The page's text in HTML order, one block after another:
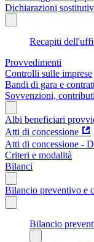
Dichiarazioni
Recapiti
Provvedimenti
Controlli sulle imprese
Bandi di gara e
Sovvenzioni,
Albi beneficiari
Atti di concessione
Atti di concessione -
Criteri e modalità
Bilanci
Bilancio preventivo e
Bilancio